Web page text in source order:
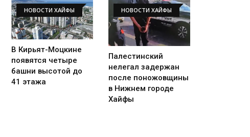
НОВОСТИ ХАЙФЫ
В Кирьят-Моцкине
появятся четыре
башни высотой до
41 этажа
НОВОСТИ ХАЙФЫ
Палестинский
нелегал задержан
после поножовщины
в Нижнем городе
Хайфы